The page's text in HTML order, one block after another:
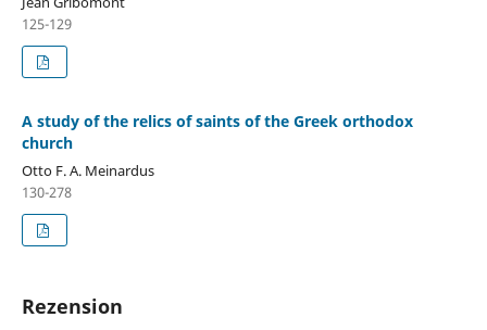
125-129
A study of the relics of saints of the Greek orthodox
church
Otto F. A. Meinardus
130-278
Rezension